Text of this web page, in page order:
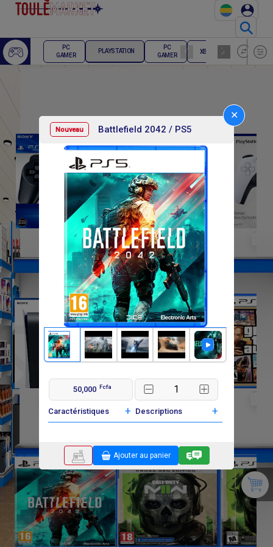
⚲
Nouveau Battlefield 2042 / PS5
✕
50,000 Fcfa
Caractéristiques + Descriptions +
Ajouter au panier
PC
GAMER
PLAYSTATION
PC
GAMER
XBOX
ECRAN
PC
GAMER
30 000F
636 000